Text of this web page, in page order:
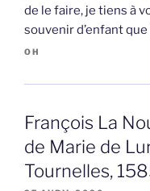
de le faire, je tiens à
souvenir d’enfant que
OH
François La
de Marie de
Tournelles,